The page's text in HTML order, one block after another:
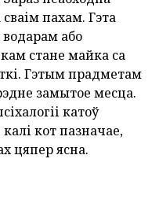
пахам. Гэта
або
стане майка са
Гэтым прадметам
замытое месца.
катоў
кот пазначае,
цяпер ясна.